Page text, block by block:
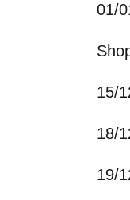
01/
15/
18/
19/